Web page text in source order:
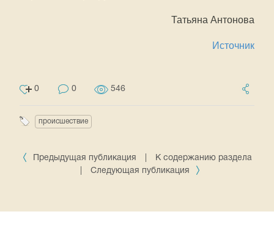
Татьяна Антонова
Источник
0 0 546
происшествие
Предыдущая публикация
К содержанию раздела
Следующая публикация